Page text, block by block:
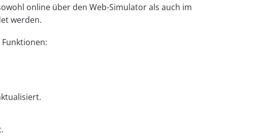
online über den Web-Simulator als auch im
werden.